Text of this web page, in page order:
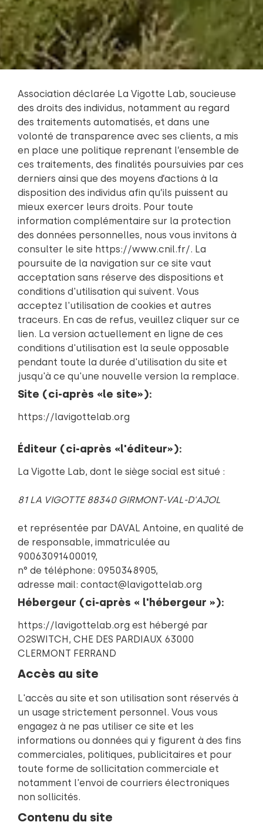
Notre projet
Qui sommes-
Nos missions
Recherche
Nos
Centre de
Association déclarée La Vigotte Lab, soucieuse
des droits des individus, notamment au regard
des traitements automatisés, et dans une
volonté de transparence avec ses clients, a mis
en place une politique reprenant l’ensemble de
ces traitements, des finalités poursuivies par ces
derniers ainsi que des moyens d’actions à la
disposition des individus afin qu’ils puissent au
mieux exercer leurs droits. Pour toute
information complémentaire sur la protection
des données personnelles, nous vous invitons à
consulter le site https://www.cnil.fr/. La
poursuite de la navigation sur ce site vaut
acceptation sans réserve des dispositions et
conditions d'utilisation qui suivent. Vous
acceptez l'utilisation de cookies et autres
traceurs. En cas de refus, veuillez cliquer sur ce
lien. La version actuellement en ligne de ces
conditions d'utilisation est la seule opposable
pendant toute la durée d'utilisation du site et
jusqu'à ce qu'une nouvelle version la remplace.
Site (ci-après «le site»):
https://lavigottelab.org
Éditeur (ci-après «l'éditeur»):
La Vigotte Lab, dont le siège social est situé :
81 LA VIGOTTE 88340 GIRMONT-VAL-D'AJOL
et représentée par DAVAL Antoine, en qualité de
de responsable, immatriculée au
90063091400019,
n° de téléphone: 0950348905,
adresse mail: contact@lavigottelab.org
Hébergeur (ci-après « l'hébergeur »):
https://lavigottelab.org est hébergé par
O2SWITCH, CHE DES PARDIAUX 63000
CLERMONT FERRAND
Accès au site
L'accès au site et son utilisation sont réservés à
un usage strictement personnel. Vous vous
engagez à ne pas utiliser ce site et les
informations ou données qui y figurent à des fins
commerciales, politiques, publicitaires et pour
toute forme de sollicitation commerciale et
notamment l'envoi de courriers électroniques
non sollicités.
Contenu du site